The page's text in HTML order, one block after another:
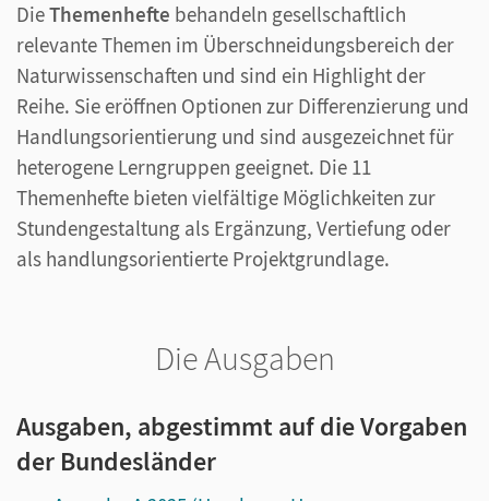
DieThemenhefte behandeln gesellschaftlich
relevante Themen im Überschneidungsbereich der
Naturwissenschaften und sind ein Highlight der
Reihe. Sie eröffnen Optionen zur Differenzierung und
Handlungsorientierung und sind ausgezeichnet für
heterogene Lerngruppen geeignet. Die 11
Themenhefte bieten vielfältige Möglichkeiten zur
Stundengestaltung als Ergänzung, Vertiefung oder
als handlungsorientierte Projektgrundlage.
Die Ausgaben
Ausgaben, abgestimmt auf die Vorgaben
der Bundesländer